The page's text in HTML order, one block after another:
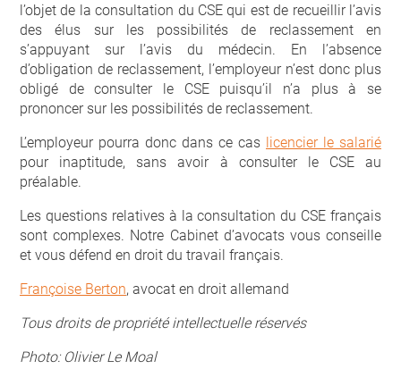
l’objet de la consultation du CSE qui est de recueillir l’avis
des élus sur les possibilités de reclassement en
s’appuyant sur l’avis du médecin. En l’absence
d’obligation de reclassement, l’employeur n’est donc plus
obligé de consulter le CSE puisqu’il n’a plus à se
prononcer sur les possibilités de reclassement.
L’employeur pourra donc dans ce cas licencier le salarié
pour inaptitude, sans avoir à consulter le CSE au
préalable.
Les questions relatives à la consultation du CSE français
sont complexes. Notre Cabinet d’avocats vous conseille
et vous défend en droit du travail français.
Françoise Berton, avocat en droit allemand
Tous droits de propriété intellectuelle réservés
Photo: Olivier Le Moal